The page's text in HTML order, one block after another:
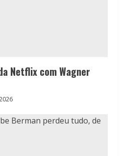
Netflix com Wagner